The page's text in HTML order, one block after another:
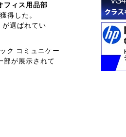
フィス用品部
得した。
選ばれてい
ク コミュニケー
部が展示されて